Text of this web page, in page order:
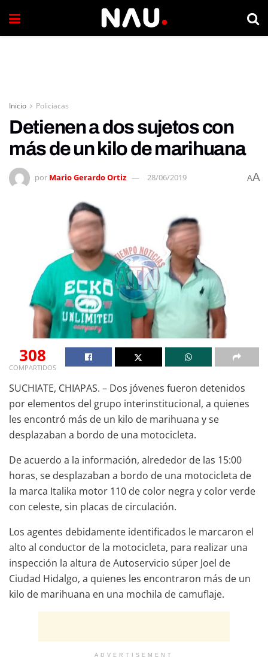
Inicio Policiacas
Detienen a dos sujetos con
más de un kilo de marihuana
por Mario Gerardo Ortiz 28/06/2019 AA
308
COMPARTIDOS
SUCHIATE, CHIAPAS. – Dos jóvenes fueron detenidos
por elementos del grupo interinstitucional, a quienes
les encontró más de un kilo de marihuana y se
desplazaban a bordo de una motocicleta.
De acuerdo a la información, alrededor de las 15:00
horas, se desplazaban a bordo de una motocicleta de
la marca Italika motor 110 de color negra y color verde
con celeste, sin placas de circulación.
Los agentes debidamente identificados le marcaron el
alto al conductor de la motocicleta, para realizar una
inspección la altura de Autoservicio súper Joel de
Ciudad Hidalgo, a quienes les encontraron más de un
kilo de marihuana en una mochila de camuflaje.
ADVERTISEMENT